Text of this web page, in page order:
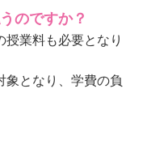
のですか？
授業料も必要となり
となり、学費の負